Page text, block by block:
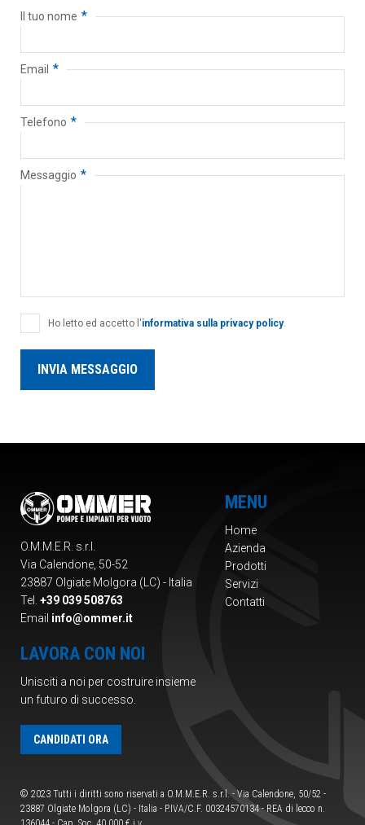
Il tuo nome *
Email *
Telefono *
Messaggio *
Ho letto ed accetto l'informativa sulla privacy policy.
O.M.M.E.R. s.r.l.
Via Calendone, 50-52
23887 Olgiate Molgora (LC) - Italia
Tel. +39 039 508763
Email info@ommer.it
MENU
Home
Azienda
Prodotti
Servizi
Contatti
LAVORA CON NOI
Unisciti a noi per costruire insieme
un futuro di successo.
CANDIDATI ORA
© 2023 Tutti i diritti sono riservati a O.M.M.E.R. s.r.l. - Via Calendone, 50/52 -
23887 Olgiate Molgora (LC) - Italia - P.IVA/C.F. 00324570134 - REA di lecco n.